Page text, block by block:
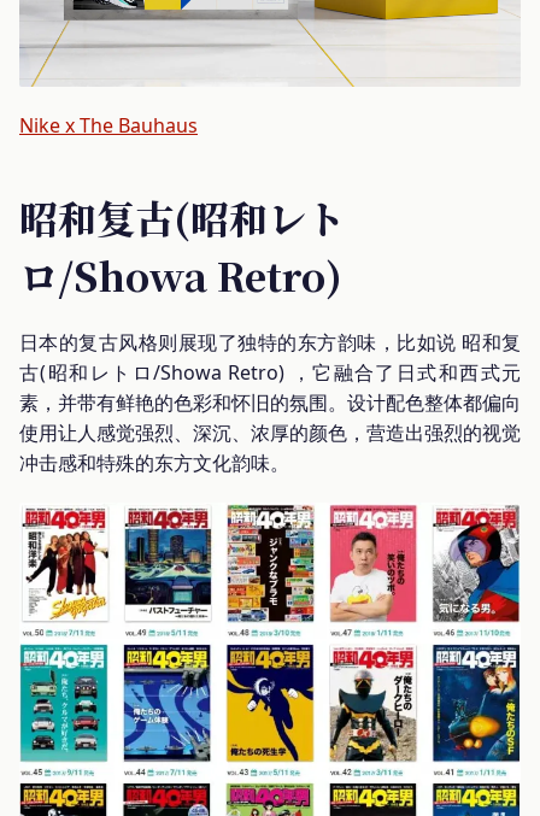
Nike x The Bauhaus
昭和复古(昭和レト
ロ/Showa Retro)
日本的复古风格则展现了独特的东方韵味，比如说 昭和复
古(昭和レトロ/Showa Retro) ，它融合了日式和西式元
素，并带有鲜艳的色彩和怀旧的氛围。设计配色整体都偏向
使用让人感觉强烈、深沉、浓厚的颜色，营造出强烈的视觉
冲击感和特殊的东方文化韵味。